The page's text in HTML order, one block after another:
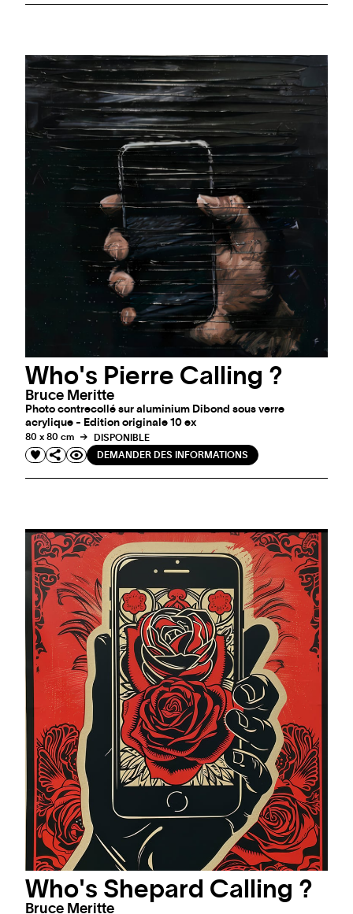
Who's Pierre Calling ?
Bruce Meritte
Photo contrecollé sur aluminium Dibond sous verre
acrylique - Edition originale 10 ex
80 x 80 cm
DISPONIBLE
DEMANDER DES INFORMATIONS
Who's Shepard Calling ?
Bruce Meritte